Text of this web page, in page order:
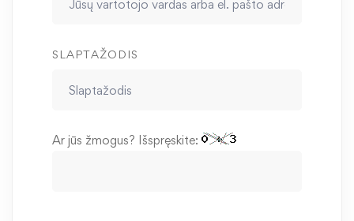
SLAPTAŽODIS
Ar jūs žmogus? Išspręskite: